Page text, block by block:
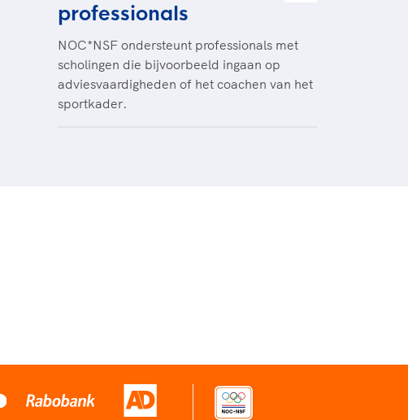
professionals
NOC*NSF ondersteunt professionals met
scholingen die bijvoorbeeld ingaan op
adviesvaardigheden of het coachen van het
sportkader.